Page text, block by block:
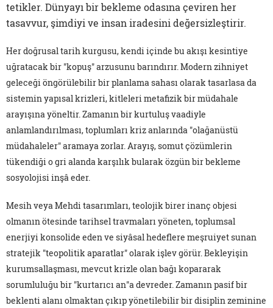
tetikler. Dünyayı bir bekleme odasına çeviren her
tasavvur, şimdiyi ve insan iradesini değersizleştirir.
Her doğrusal tarih kurgusu, kendi içinde bu akışı kesintiye
uğratacak bir "kopuş" arzusunu barındırır. Modern zihniyet
geleceği öngörülebilir bir planlama sahası olarak tasarlasa da
sistemin yapısal krizleri, kitleleri metafizik bir müdahale
arayışına yöneltir. Zamanın bir kurtuluş vaadiyle
anlamlandırılması, toplumları kriz anlarında "olağanüstü
müdahaleler" aramaya zorlar. Arayış, somut çözümlerin
tükendiği o gri alanda karşılık bularak özgün bir bekleme
sosyolojisi inşâ eder.
Mesih veya Mehdi tasarımları, teolojik birer inanç objesi
olmanın ötesinde tarihsel travmaları yöneten, toplumsal
enerjiyi konsolide eden ve siyâsal hedeflere meşruiyet sunan
stratejik "teopolitik aparatlar" olarak işlev görür. Bekleyişin
kurumsallaşması, mevcut krizle olan bağı kopararak
sorumluluğu bir "kurtarıcı an"a devreder. Zamanın pasif bir
beklenti alanı olmaktan çıkıp yönetilebilir bir disiplin zeminine